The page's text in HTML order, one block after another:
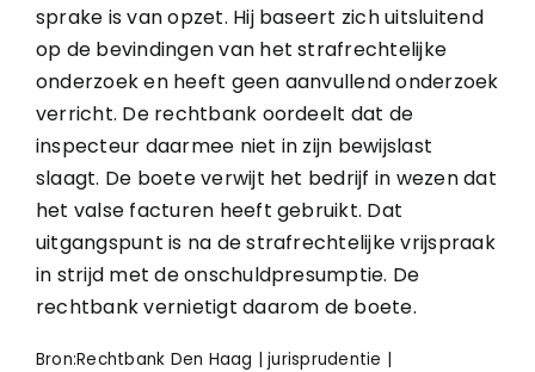
sprake is van opzet. Hij baseert zich uitsluitend
op de bevindingen van het strafrechtelijke
onderzoek en heeft geen aanvullend onderzoek
verricht. De rechtbank oordeelt dat de
inspecteur daarmee niet in zijn bewijslast
slaagt. De boete verwijt het bedrijf in wezen dat
het valse facturen heeft gebruikt. Dat
uitgangspunt is na de strafrechtelijke vrijspraak
in strijd met de onschuldpresumptie. De
rechtbank vernietigt daarom de boete.
Bron:Rechtbank Den Haag | jurisprudentie |